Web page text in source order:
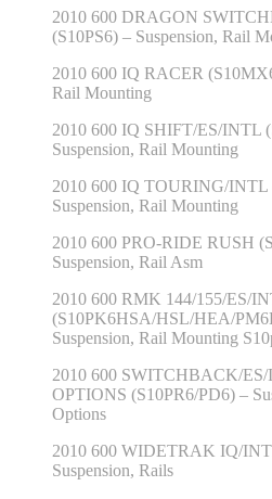
2010 600 DRAGON
(S10PS6) – Suspension, Rail
2010 600 IQ RACER
Rail Mounting
2010 600 IQ SHIFT/ES/INTL
Suspension, Rail Mounting
2010 600 IQ TOURING/
Suspension, Rail Mounting
2010 600 PRO-RIDE RUSH
Suspension, Rail Asm
2010 600 RMK 144/155/ES/
(S10PK6HSA/HSL/HEA/
Suspension, Rail Mounting
2010 600 SWITCHBACK/
OPTIONS (S10PR6/PD6) –
Options
2010 600 WIDETRAK IQ/
Suspension, Rails